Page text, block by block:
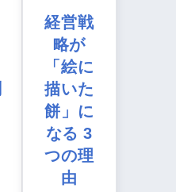
経営戦
略が
「絵に
描いた
餅」に
なる 3
つの理
由